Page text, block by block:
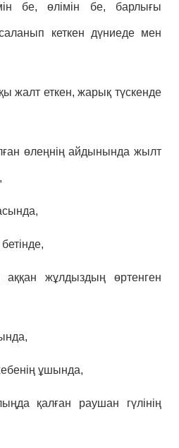
бе, өлімін бе, барлығы
кеткен дүниеде мен
жалт еткен, жарық түскенде
өлеңнің айдынында жылт
аққан жұлдыздың өртенген
ұшында,
қалған раушан гүлінің